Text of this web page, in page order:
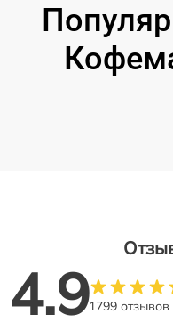
4.91799 отзывов